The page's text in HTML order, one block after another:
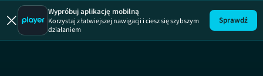
Aline.
Wypróbuj aplikację mobilną
Korzystaj z łatwiejszej nawigacji i ciesz się szybszym
działaniem
Sprawdź